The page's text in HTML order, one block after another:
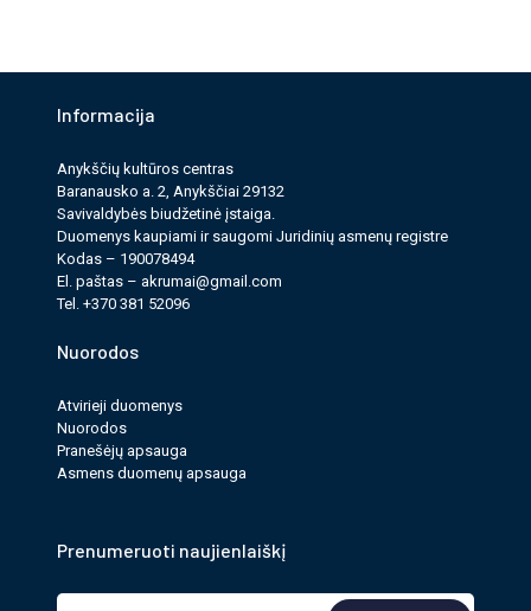
Informacija
Anykščių kultūros cen­tras
Baranausko a. 2, Anykščiai 29132
Savi­valdy­bės biudžet­inė įstaiga.
Duomenys kau­pi­ami ir saugomi Juri­dinių asmenų reg­istre
Kodas – 190078494
El. paš­tas – akrumai@gmail.com
Tel. +370 381 52096
Nuorodos
Atvirieji duomenys
Nuorodos
Pranešėjų apsauga
Asmens duomenų apsauga
Prenumeruoti naujienlaiškį